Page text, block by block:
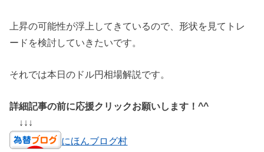
上昇の可能性が浮上してきているので、形状を見てトレ
ードを検討していきたいです。
それでは本日のドル円相場解説です。
詳細記事の前に応援クリックお願いします！^^
↓↓↓
にほんブログ村